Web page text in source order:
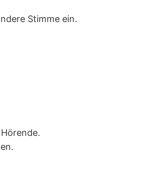
Stimme ein.